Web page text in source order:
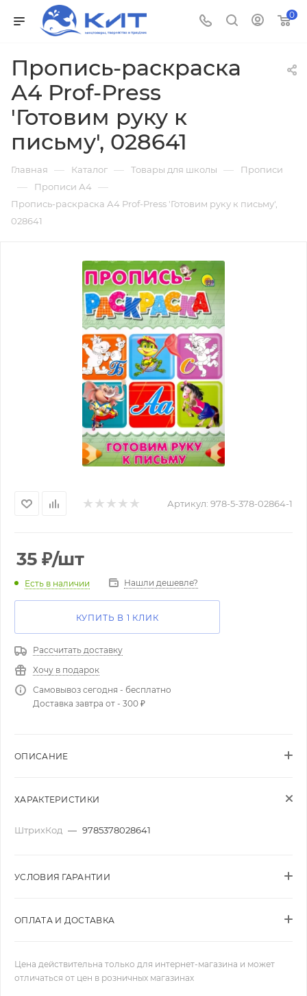
0
Пропись-раскраска
А4 Prof-Press
'Готовим руку к
письму', 028641
Главная — Каталог — Товары для школы — Прописи
— Прописи А4 —
Пропись-раскраска А4 Prof-Press 'Готовим руку к письму',
028641
Артикул: 978-5-378-02864-1
35 ₽/шт
Есть в наличии Нашли дешевле?
КУПИТЬ В 1 КЛИК
Рассчитать доставку
Хочу в подарок
Самовывоз сегодня - бесплатно
Доставка завтра от - 300 ₽
ОПИСАНИЕ
ХАРАКТЕРИСТИКИ
ШтрихКод — 9785378028641
УСЛОВИЯ ГАРАНТИИ
ОПЛАТА И ДОСТАВКА
Цена действительна только для интернет-магазина и может
отличаться от цен в розничных магазинах